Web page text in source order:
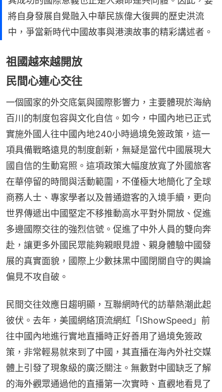
將自身發展自覺融入中華民族偉大復興的歷史洪流
中，爭當新時代中國故事與港澳故事的精彩講述者。
祖國越來越開放
民間心連心交往
一個國家的外交底氣與國際影響力，主要體現於海納
百川的制度包容與文化自信。如今，中國內地已正式
實施外國人往中國內地240小時過境免簽政策，這一
項具備戰略遠見的制度創新，無疑是當代中國展現大
國自信的生動寫照。這項政策大幅度放寬了外國旅客
在華停留的時間與活動範圍，不僅極大地簡化了全球
商務人士、專家學者以及普通遊客的入境手續，更向
世界傳遞出中國堅定不移推動高水平對外開放、促進
多邊國際交往的強烈信號。促進了中外人員的雙向奔
赴，讓更多外國民眾能夠親眼見證、親身體驗中國發
展的真實面貌，國際上少數抹黑中國閉關自守的輿論
偏見不攻自破。
民間交往效應日趨明顯，互聯網時代的訪華熱潮此起
彼伏。去年，美國網絡頂流網紅「IShowSpeed」前
往中國內地進行實地直播時正好善用了過境免簽政
策，非常輕易就來到了中國，其直播在海內外社交媒
體上引發了現象級的廣泛關注。無數對中國缺乏了解
的海外觀眾通過他的直播第一次實時、直觀地看見了